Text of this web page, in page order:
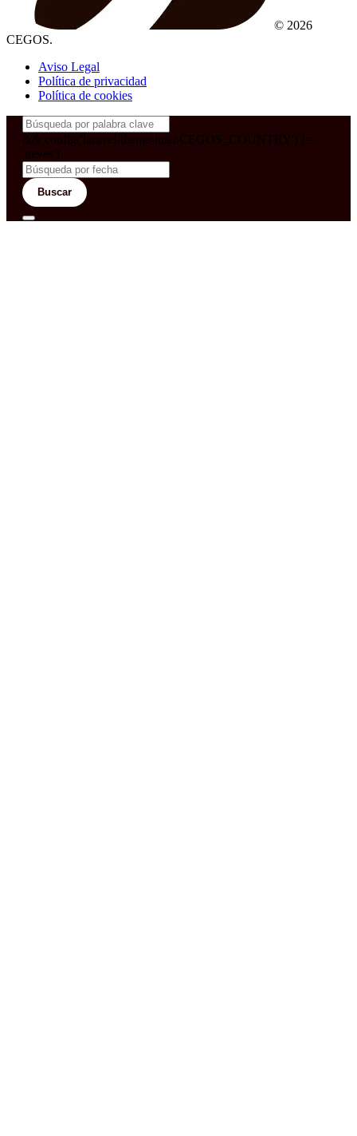
© 2026
CEGOS.
Aviso Legal
Política de privacidad
Política de cookies
&& config('laravel-theme-inter.CEGOS_COUNTRY') !=
'neves')
Buscar